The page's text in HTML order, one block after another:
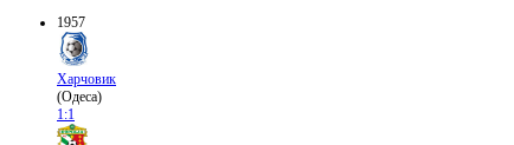
1957
Харчовик
(Одеса)
1:1